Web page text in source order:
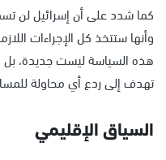
كما شدد على أن إسرائيل لن
وأنها ستتخذ كل الإجراءات
هذه السياسة ليست جديدة، بل
تهدف إلى ردع أي محاولة
السياق الإقليمي